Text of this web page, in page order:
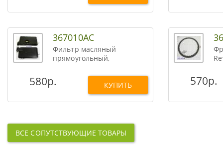
367010AC
Фильтр масляный
прямоугольный,
580р. КУПИТЬ 570р.
ВСЕ СОПУТСТВУЮЩИЕ ТОВАРЫ